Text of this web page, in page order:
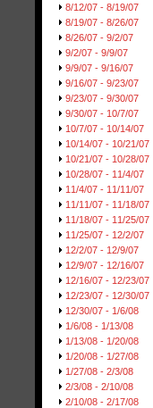
8/12/07 - 8/19/07
8/19/07 - 8/26/07
8/26/07 - 9/2/07
9/2/07 - 9/9/07
9/9/07 - 9/16/07
9/16/07 - 9/23/07
9/23/07 - 9/30/07
9/30/07 - 10/7/07
10/7/07 - 10/14/07
10/14/07 - 10/21/07
10/21/07 - 10/28/07
10/28/07 - 11/4/07
11/4/07 - 11/11/07
11/11/07 - 11/18/07
11/18/07 - 11/25/07
11/25/07 - 12/2/07
12/2/07 - 12/9/07
12/9/07 - 12/16/07
12/16/07 - 12/23/07
12/23/07 - 12/30/07
12/30/07 - 1/6/08
1/6/08 - 1/13/08
1/13/08 - 1/20/08
1/20/08 - 1/27/08
1/27/08 - 2/3/08
2/3/08 - 2/10/08
2/10/08 - 2/17/08